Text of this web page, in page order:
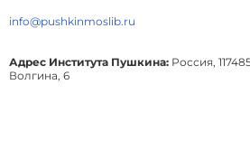
info@pushkinmoslib.ru
Адрес Института Пушкина: Россия,
Волгина, 6